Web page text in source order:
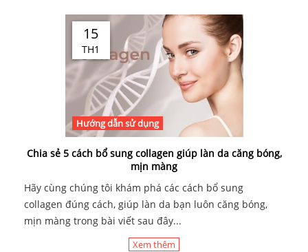
15
TH1
Hướng dẫn sử dụng
Chia sẻ 5 cách bổ sung collagen giúp làn da căng bóng,
mịn màng
Hãy cùng chúng tôi khám phá các cách bổ sung
collagen đúng cách, giúp làn da bạn luôn căng bóng,
mịn màng trong bài viết sau đây...
Xem thêm